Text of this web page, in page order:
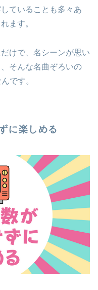
ていることも多々あ
ます。
けで、名シーンが思い
そんな名曲ぞろいの
です。
に楽しめる